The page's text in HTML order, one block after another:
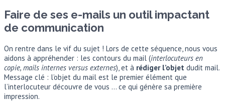
Faire de ses e-mails un outil impactant
de communication
On rentre dans le vif du sujet ! Lors de cette séquence, nous vous
aidons à appréhender : les contours du mail (interlocuteurs en
copie, mails internes versus externes), et à rédiger l’objet dudit mail.
Message clé : l’objet du mail est le premier élément que
l’interlocuteur découvre de vous … ce qui génère sa première
impression.